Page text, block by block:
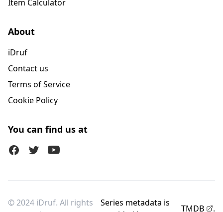
Item Calculator
About
iDruf
Contact us
Terms of Service
Cookie Policy
You can find us at
FacebookTwitter (X)Youtube
© 2024 iDruf. All rights
Series metadata is
TMDB .